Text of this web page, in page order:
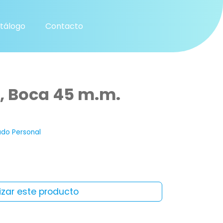
Contacto
Boca 45 m.m.
Personal
este producto